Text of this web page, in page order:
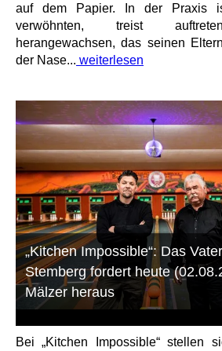
auf dem Papier. In der Praxis
verwöhnten, treist
herangewachsen, das seinen
der Nase... weiterlesen
„Kitchen Impossible“: Das
Stemberg fordert heute
Mälzer heraus
Bei „Kitchen Impossible“ stellen